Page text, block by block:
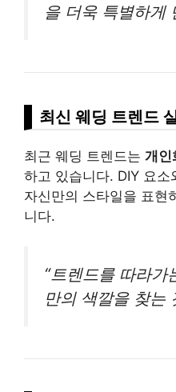
을 더욱 특별하게
최신 웨딩 트렌드
최근 웨딩 트렌드는 개인
하고 있습니다. DIY 요
자신만의 스타일을 표현
니다.
“트렌드를 따라가
만의 색깔을 찾는